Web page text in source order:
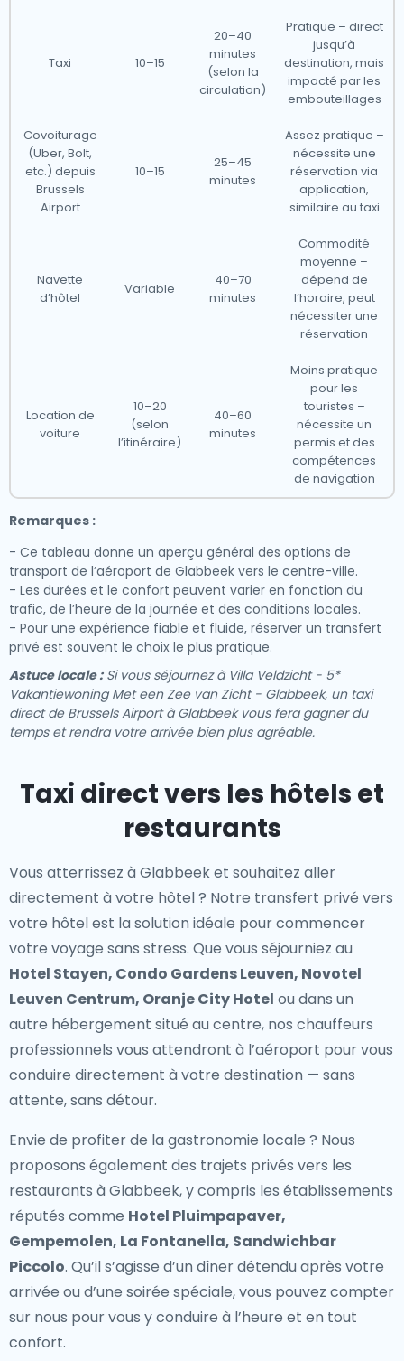
Taxi 10–15
20–40
minutes
(selon la
circulation)
Pratique – direct
jusqu’à
destination, mais
impacté par les
embouteillages
Covoiturage
(Uber, Bolt,
etc.) depuis
Brussels
Airport
10–15
25–45
minutes
Assez pratique –
nécessite une
réservation via
application,
similaire au taxi
Navette
d’hôtel
Variable
40–70
minutes
Commodité
moyenne –
dépend de
l’horaire, peut
nécessiter une
réservation
Location de
voiture
10–20
(selon
l’itinéraire)
40–60
minutes
Moins pratique
pour les
touristes –
nécessite un
permis et des
compétences
de navigation
Remarques :
- Ce tableau donne un aperçu général des options de
transport de l’aéroport de Glabbeek vers le centre-ville.
- Les durées et le confort peuvent varier en fonction du
trafic, de l’heure de la journée et des conditions locales.
- Pour une expérience fiable et fluide, réserver un transfert
privé est souvent le choix le plus pratique.
Astuce locale :Si vous séjournez à Villa Veldzicht - 5*
Vakantiewoning Met een Zee van Zicht - Glabbeek, un taxi
direct de Brussels Airport à Glabbeek vous fera gagner du
temps et rendra votre arrivée bien plus agréable.
Taxi direct vers les hôtels et
restaurants
Vous atterrissez à Glabbeek et souhaitez aller
directement à votre hôtel ? Notre transfert privé vers
votre hôtelest la solution idéale pour commencer
votre voyage sans stress. Que vous séjourniez au
Hotel Stayen, Condo Gardens Leuven, Novotel
Leuven Centrum, Oranje City Hotel ou dans un
autre hébergement situé au centre, nos chauffeurs
professionnels vous attendront à l’aéroport pour vous
conduire directement à votre destination — sans
attente, sans détour.
Envie de profiter de la gastronomie locale ? Nous
proposons également des trajets privés vers les
restaurants à Glabbeek, y compris les établissements
réputés comme Hotel Pluimpapaver,
Gempemolen, La Fontanella, Sandwichbar
Piccolo. Qu’il s’agisse d’un dîner détendu après votre
arrivée ou d’une soirée spéciale, vous pouvez compter
sur nous pour vous y conduire à l’heure et en tout
confort.